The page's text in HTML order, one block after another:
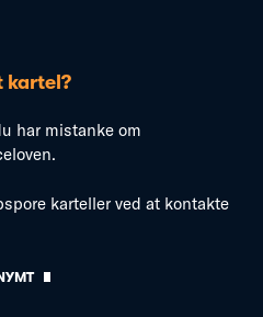
kartel?
har mistanke om
karteller ved at kontakte